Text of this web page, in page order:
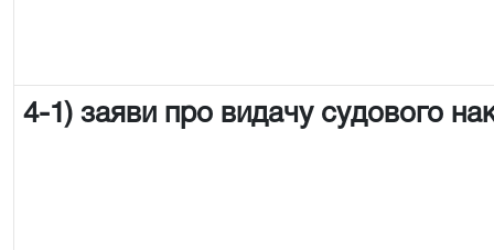
4-1) заяви про видачу судового